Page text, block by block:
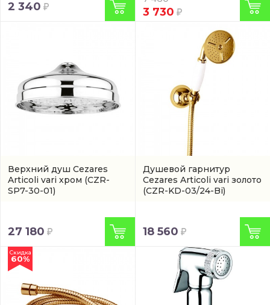
2 340 3 730
Верхний душ Cezares
Articoli vari хром (CZR-
SP7-30-01)
27 180
Душевой гарнитур
Cezares Articoli vari золото
(CZR-KD-03/24-Bi)
18 560
Скидка
60%